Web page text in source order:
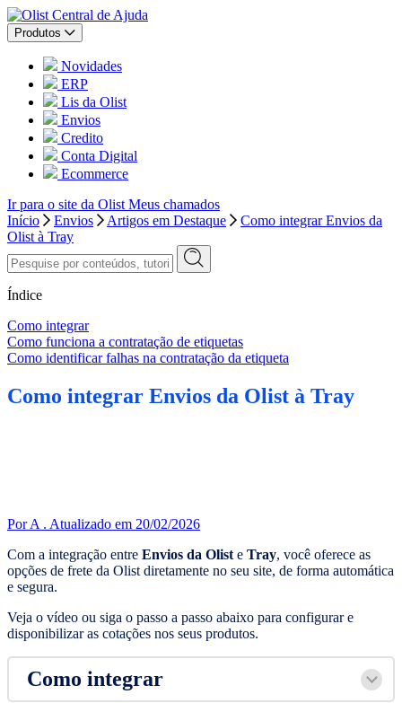
Central de Ajuda
Produtos
Novidades
ERP
Lis da Olist
Envios
Credito
Conta Digital
Ecommerce
Ir para o site da Olist Meus chamados
Início
Envios Artigos em Destaque
Como integrar Envios da
Olist à Tray
Índice
Como integrar
Como funciona a contratação de etiquetas
Como identificar falhas na contratação da etiqueta
Como integrar Envios da Olist à Tray
Por A . Atualizado em 20/02/2026
Com a integração entre Envios da Olist e Tray, você oferece as
opções de frete da Olist diretamente no seu site, de forma automática
e segura.
Veja o vídeo ou siga o passo a passo abaixo para configurar e
disponibilizar as cotações nos seus produtos.
Como integrar